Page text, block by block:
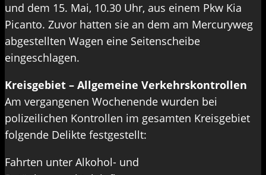
und dem 15. Mai, 10.30 Uhr, aus einem Pkw Kia
Picanto. Zuvor hatten sie an dem am Mercuryweg
abgestellten Wagen eine Seitenscheibe
eingeschlagen.
Kreisgebiet – Allgemeine Verkehrskontrollen
Am vergangenen Wochenende wurden bei
polizeilichen Kontrollen im gesamten Kreisgebiet
folgende Delikte festgestellt:
Fahrten unter Alkohol- und